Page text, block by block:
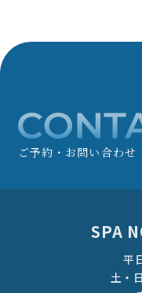
ご予約・お問い合わせ
SPA
平
土・